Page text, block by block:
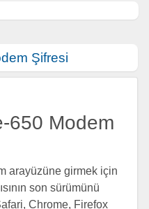
Şifresi
650 Modem
arayüzüne girmek için
son sürümünü
Chrome, Firefox